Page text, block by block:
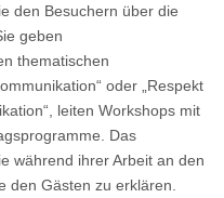
den Besuchern über die
geben
thematischen
oder „Respekt
leiten Workshops mit
Das
während ihrer Arbeit an den
den Gästen zu erklären.